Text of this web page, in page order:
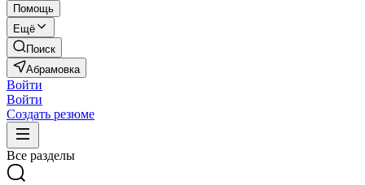
Помощь
Ещё
Поиск
Абрамовка
Войти
Войти
Создать резюме
Все разделы